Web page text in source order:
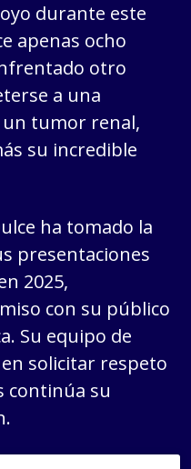
durante este
apenas ocho
otro
a una
tumor renal,
su incredible
ha tomado la
presentaciones
2025,
con su público
Su equipo de
solicitar respeto
continúa su